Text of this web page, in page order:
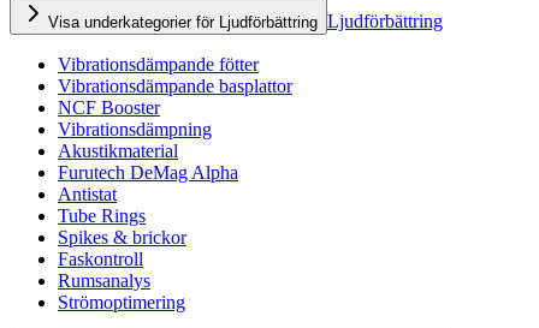
Visa underkategorier för Ljudförbättring Ljudförbättring
Vibrationsdämpande fötter
Vibrationsdämpande basplattor
NCF Booster
Vibrationsdämpning
Akustikmaterial
Furutech DeMag Alpha
Antistat
Tube Rings
Spikes & brickor
Faskontroll
Rumsanalys
Strömoptimering